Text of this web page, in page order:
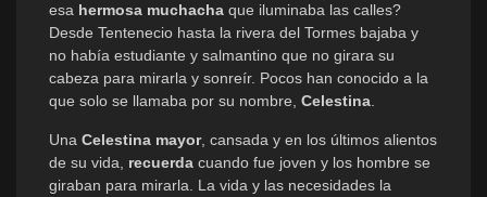
esa hermosa muchacha que iluminaba las calles?
Desde Tentenecio hasta la rivera del Tormes bajaba y
no había estudiante y salmantino que no girara su
cabeza para mirarla y sonreír. Pocos han conocido a la
que solo se llamaba por su nombre, Celestina.
Una Celestina mayor, cansada y en los últimos alientos
de su vida, recuerda cuando fue joven y los hombre se
giraban para mirarla. La vida y las necesidades la